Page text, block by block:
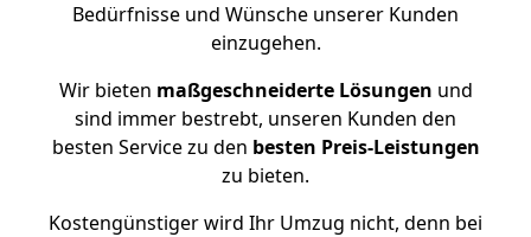
Bedürfnisse und Wünsche unserer Kunden
einzugehen.
Wir bieten maßgeschneiderte Lösungen und
sind immer bestrebt, unseren Kunden den
besten Service zu den besten Preis-Leistungen
zu bieten.
Kostengünstiger wird Ihr Umzug nicht, denn bei